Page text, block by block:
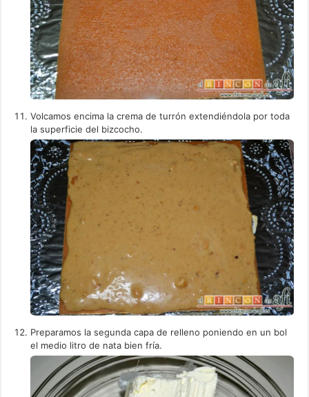
Volcamos encima la crema de turrón extendiéndola por toda
la superficie del bizcocho.
Preparamos la segunda capa de relleno poniendo en un bol
el medio litro de nata bien fría.